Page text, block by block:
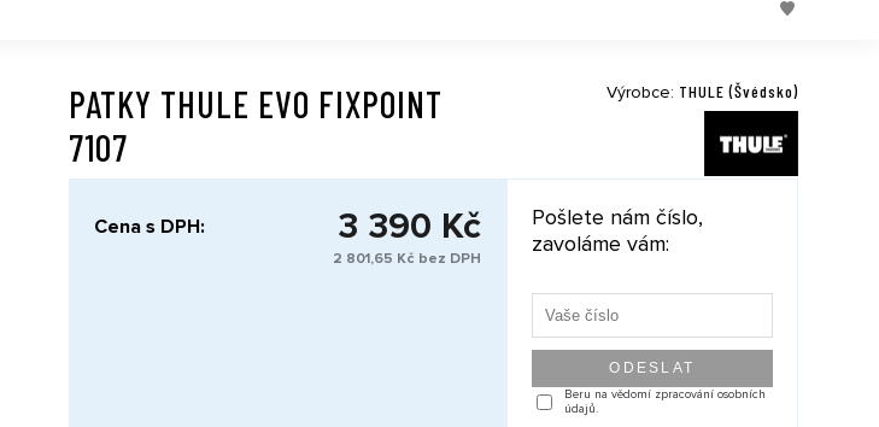
PATKY THULE EVO FIXPOINT
7107
Výrobce: THULE (Švédsko)
Cena s DPH: 3 390 Kč
2 801,65 Kč bez DPH
Pošlete nám číslo,
zavoláme vám:
Beru na vědomí zpracování osobních
údajů.